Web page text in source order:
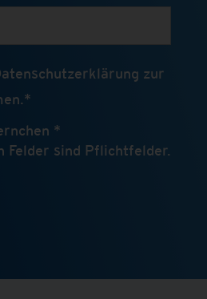
zur
*
Felder sind Pflichtfelder.